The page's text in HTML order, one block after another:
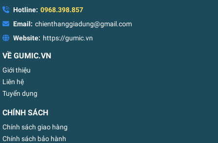
Hotline: 0968.398.857
Email: chienthanggiadung@gmail.com
Website: https://gumic.vn
VỀ GUMIC.VN
Giới thiệu
Liên hệ
Tuyển dụng
CHÍNH SÁCH
Chính sách giao hàng
Chính sách bảo hành